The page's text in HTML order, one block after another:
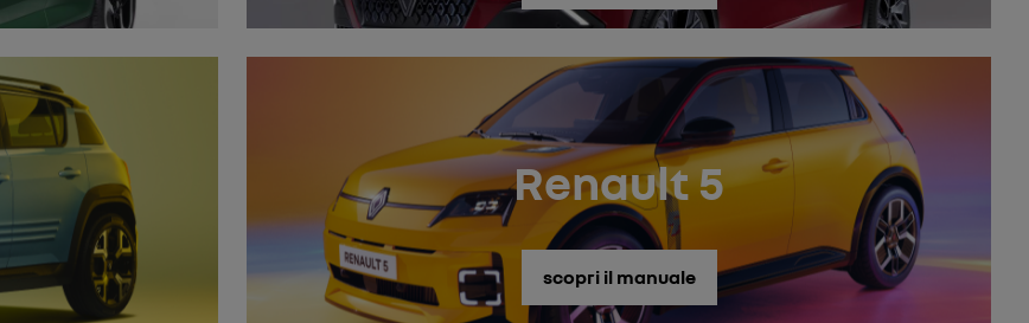
Renault 5
scopri il manuale